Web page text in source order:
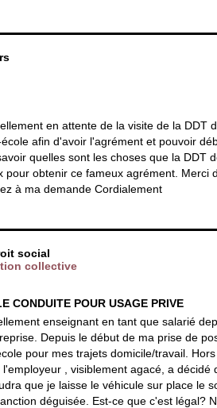
en attente de la visite de la DDT
afin d'avoir l'agrément et pouvoir
quelles sont les choses que la DDT
pour obtenir ce fameux agrément. Merci
à ma demande Cordialement
social
collective
CONDUITE POUR USAGE PRIVE
enseignant en tant que salarié
Depuis le début de ma prise de
pour mes trajets domicile/travail. Hors
, visiblement agacé, a décidé
que je laisse le véhicule sur place le
déguisée. Est-ce que c'est légal?